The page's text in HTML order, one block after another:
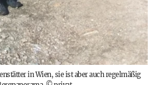
in Wien, sie ist aber auch regelmäßig